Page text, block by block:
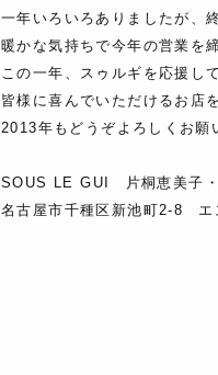
一年いろいろありましたが、
暖かな気持ちで今年の営業を
この一年、スゥルギを応援し
皆様に喜んでいただけるお店
2013年もどうぞよろしくお願
SOUS LE GUI 片桐恵美子
名古屋市千種区新池町2-8 エ